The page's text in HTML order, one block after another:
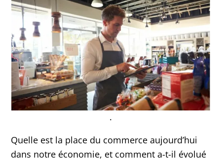
.
Quelle est la place du commerce aujourd’hui
dans notre économie, et comment a-t-il évolué